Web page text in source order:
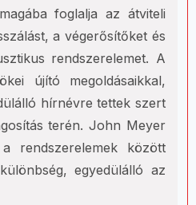
foglalja az átviteli
a végerősítőket és
rendszerelemet. A
újító megoldásaikkal,
hírnévre tettek szert
terén. John Meyer
rendszerelemek között
egyedülálló az